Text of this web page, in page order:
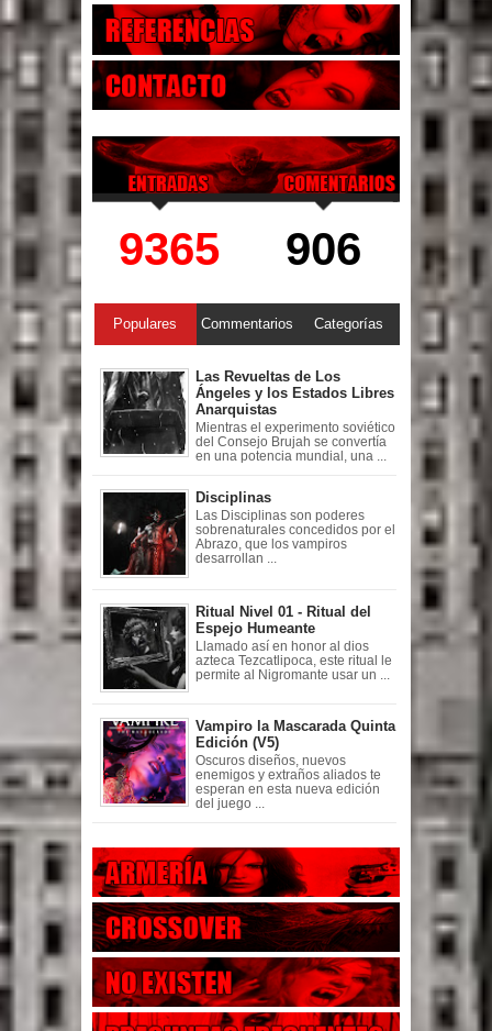
9365 906
Populares Commentarios Categorías
Las Revueltas de Los
Ángeles y los Estados Libres
Anarquistas
Mientras el experimento soviético
del Consejo Brujah se convertía
en una potencia mundial, una ...
Disciplinas
Las Disciplinas son poderes
sobrenaturales concedidos por el
Abrazo, que los vampiros
desarrollan ...
Ritual Nivel 01 - Ritual del
Espejo Humeante
Llamado así en honor al dios
azteca Tezcatlipoca, este ritual le
permite al Nigromante usar un ...
Vampiro la Mascarada Quinta
Edición (V5)
Oscuros diseños, nuevos
enemigos y extraños aliados te
esperan en esta nueva edición
del juego ...